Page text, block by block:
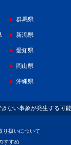
群馬県
新潟県
愛知県
岡山県
沖縄県
ない事象が発生する可
り扱いについて
すすめ